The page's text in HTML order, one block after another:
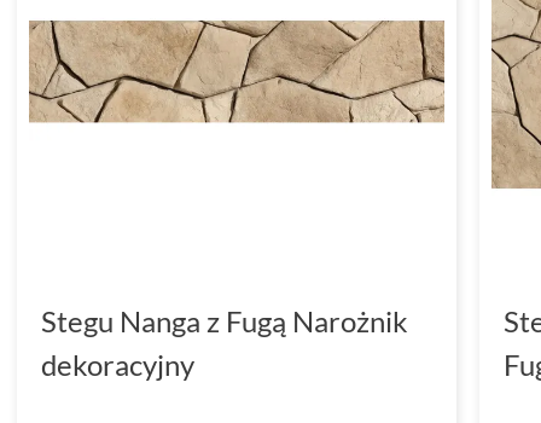
Stegu Nanga z Fugą Narożnik
dekoracyjny